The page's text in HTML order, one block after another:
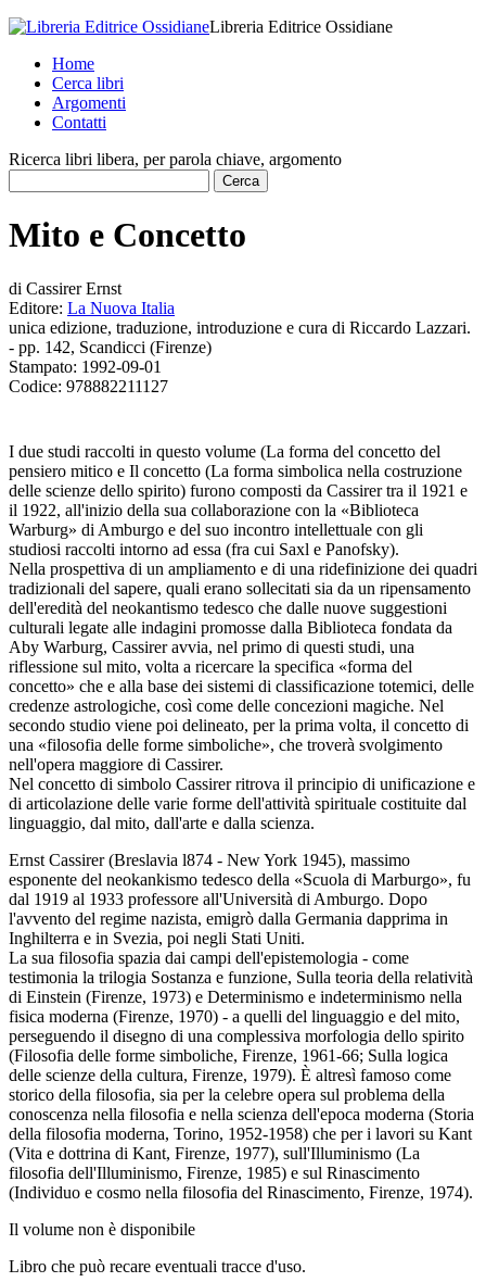
Libreria Editrice Ossidiane
Home
Cerca libri
Argomenti
Contatti
Ricerca libri libera, per parola chiave, argomento
Mito e Concetto
di Cassirer Ernst
Editore: La Nuova Italia
unica edizione, traduzione, introduzione e cura di Riccardo Lazzari.
- pp. 142, Scandicci (Firenze)
Stampato: 1992-09-01
Codice: 978882211127
I due studi raccolti in questo volume (La forma del concetto del
pensiero mitico e Il concetto (La forma simbolica nella costruzione
delle scienze dello spirito) furono composti da Cassirer tra il 1921 e
il 1922, all'inizio della sua collaborazione con la «Biblioteca
Warburg» di Amburgo e del suo incontro intellettuale con gli
studiosi raccolti intorno ad essa (fra cui Saxl e Panofsky).
Nella prospettiva di un ampliamento e di una ridefinizione dei quadri
tradizionali del sapere, quali erano sollecitati sia da un ripensamento
dell'eredità del neokantismo tedesco che dalle nuove suggestioni
culturali legate alle indagini promosse dalla Biblioteca fondata da
Aby Warburg, Cassirer avvia, nel primo di questi studi, una
riflessione sul mito, volta a ricercare la specifica «forma del
concetto» che e alla base dei sistemi di classificazione totemici, delle
credenze astrologiche, così come delle concezioni magiche. Nel
secondo studio viene poi delineato, per la prima volta, il concetto di
una «filosofia delle forme simboliche», che troverà svolgimento
nell'opera maggiore di Cassirer.
Nel concetto di simbolo Cassirer ritrova il principio di unificazione e
di articolazione delle varie forme dell'attività spirituale costituite dal
linguaggio, dal mito, dall'arte e dalla scienza.
Ernst Cassirer (Breslavia l874 - New York 1945), massimo
esponente del neokankismo tedesco della «Scuola di Marburgo», fu
dal 1919 al 1933 professore all'Università di Amburgo. Dopo
l'avvento del regime nazista, emigrò dalla Germania dapprima in
Inghilterra e in Svezia, poi negli Stati Uniti.
La sua filosofia spazia dai campi dell'epistemologia - come
testimonia la trilogia Sostanza e funzione, Sulla teoria della relatività
di Einstein (Firenze, 1973) e Determinismo e indeterminismo nella
fisica moderna (Firenze, 1970) - a quelli del linguaggio e del mito,
perseguendo il disegno di una complessiva morfologia dello spirito
(Filosofia delle forme simboliche, Firenze, 1961-66; Sulla logica
delle scienze della cultura, Firenze, 1979). È altresì famoso come
storico della filosofia, sia per la celebre opera sul problema della
conoscenza nella filosofia e nella scienza dell'epoca moderna (Storia
della filosofia moderna, Torino, 1952-1958) che per i lavori su Kant
(Vita e dottrina di Kant, Firenze, 1977), sull'Illuminismo (La
filosofia dell'Illuminismo, Firenze, 1985) e sul Rinascimento
(Individuo e cosmo nella filosofia del Rinascimento, Firenze, 1974).
Il volume non è disponibile
Libro che può recare eventuali tracce d'uso.